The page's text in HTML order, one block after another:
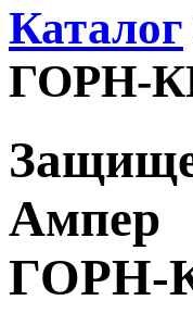
Каталог
ГОРН-
Ампер
ГОРН-